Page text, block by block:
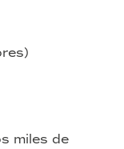
miles de